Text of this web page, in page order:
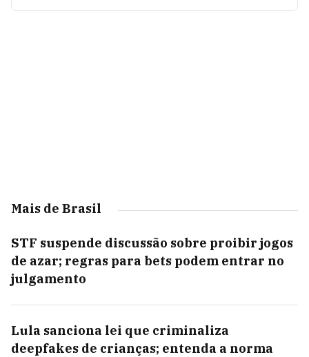
Mais de Brasil
STF suspende discussão sobre proibir jogos
de azar; regras para bets podem entrar no
julgamento
Lula sanciona lei que criminaliza
deepfakes de crianças; entenda a norma